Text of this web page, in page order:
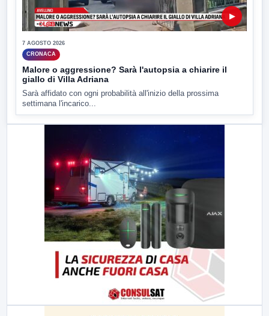
▶
7 AGOSTO 2026
CRONACA
Malore o aggressione? Sarà l'autopsia a chiarire il
giallo di Villa Adriana
Sarà affidato con ogni probabilità all'inizio della prossima
settimana l'incarico...